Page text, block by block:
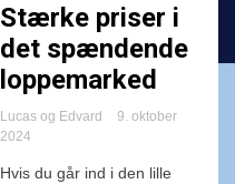
Stærke priser i
det spændende
loppemarked
Lucas og Edvard
9. oktober
2024
Hvis du går ind i den lille